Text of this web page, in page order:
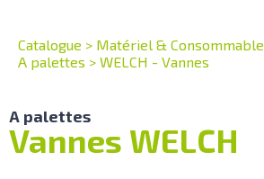
Catalogue > Matériel & Consommable
A palettes > WELCH - Vannes
A palettes
Vannes WELCH